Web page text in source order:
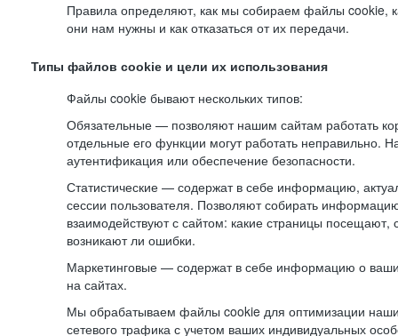
Правила определяют, как мы собираем файлы cookie,
они нам нужны и как отказаться от их передачи.
Типы файлов cookie и цели их использования
Файлы cookie бывают нескольких типов:
Обязательные — позволяют нашим сайтам работать
отдельные его функции могут работать неправильно.
аутентификация или обеспечение безопасности.
Статистические — содержат в себе информацию,
сессии пользователя. Позволяют собирать
взаимодействуют с сайтом: какие страницы посещают,
возникают ли ошибки.
Маркетинговые — содержат в себе информацию о
на сайтах.
Мы обрабатываем файлы cookie для оптимизации
сетевого трафика с учетом ваших индивидуальных